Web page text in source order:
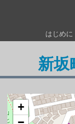
はじめに
新坂
+